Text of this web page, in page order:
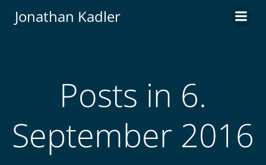
Jonathan Kadler
Posts in 6.
September 2016